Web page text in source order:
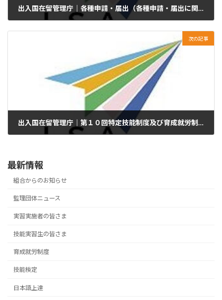
出入国在留管理庁｜各種申請・届出（各種申請・届出に関する必要書類等のご案内）【トップページ・ピックアップ】
次の記事
出入国在留管理庁｜第１０回特定技能制度及び育成就労制度の基本方針及び分野別運用方針に関する有識者会議
最新情報
組合からのお知らせ
監理団体ニュース
実習実施者の皆さま
技能実習生の皆さま
育成就労制度
技能検定
日本語上達